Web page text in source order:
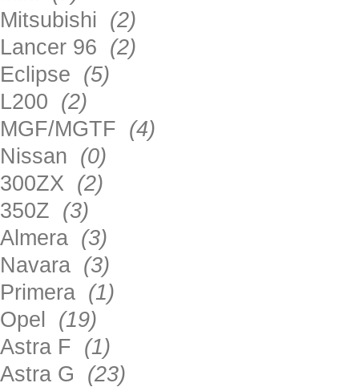
Mitsubishi (2)
Lancer 96 (2)
Eclipse (5)
L200 (2)
MGF/MGTF (4)
Nissan (0)
300ZX (2)
350Z (3)
Almera (3)
Navara (3)
Primera (1)
Opel (19)
Astra F (1)
Astra G (23)